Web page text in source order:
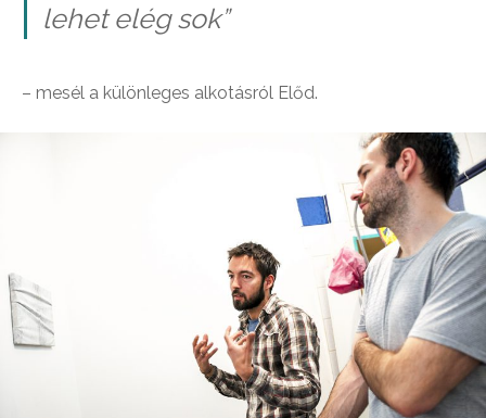
lehet elég sok”
– mesél a különleges alkotásról Előd.